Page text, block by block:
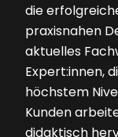
die
praxisnahen
aktuelles
Expert:innen,
höchstem
Kunden
didaktisch